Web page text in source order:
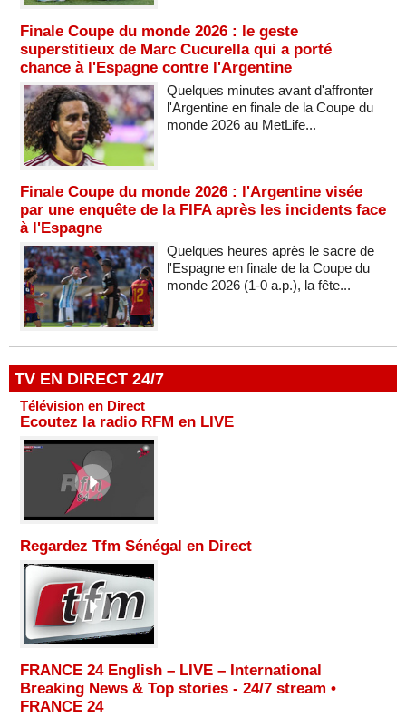
Finale Coupe du monde 2026 : le geste
superstitieux de Marc Cucurella qui a porté
chance à l'Espagne contre l'Argentine
Quelques minutes avant d'affronter
l'Argentine en finale de la Coupe du
monde 2026 au MetLife...
Finale Coupe du monde 2026 : l'Argentine visée
par une enquête de la FIFA après les incidents face
à l'Espagne
Quelques heures après le sacre de
l'Espagne en finale de la Coupe du
monde 2026 (1-0 a.p.), la fête...
TV EN DIRECT 24/7
Télévision en Direct
Ecoutez la radio RFM en LIVE
Regardez Tfm Sénégal en Direct
FRANCE 24 English – LIVE – International
Breaking News & Top stories - 24/7 stream •
FRANCE 24